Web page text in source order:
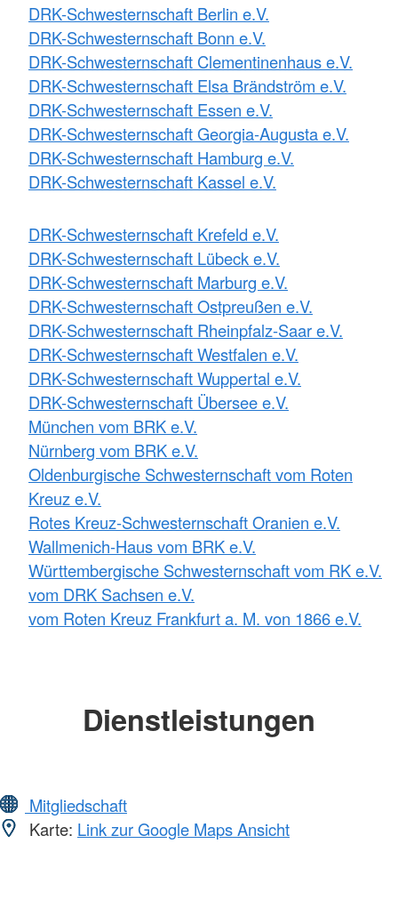
DRK-Schwesternschaft Berlin e.V.
DRK-Schwesternschaft Bonn e.V.
DRK-Schwesternschaft Clementinenhaus e.V.
DRK-Schwesternschaft Elsa Brändström e.V.
DRK-Schwesternschaft Essen e.V.
DRK-Schwesternschaft Georgia-Augusta e.V.
DRK-Schwesternschaft Hamburg e.V.
DRK-Schwesternschaft Kassel e.V.
DRK-Schwesternschaft Krefeld e.V.
DRK-Schwesternschaft Lübeck e.V.
DRK-Schwesternschaft Marburg e.V.
DRK-Schwesternschaft Ostpreußen e.V.
DRK-Schwesternschaft Rheinpfalz-Saar e.V.
DRK-Schwesternschaft Westfalen e.V.
DRK-Schwesternschaft Wuppertal e.V.
DRK-Schwesternschaft Übersee e.V.
München vom BRK e.V.
Nürnberg vom BRK e.V.
Oldenburgische Schwesternschaft vom Roten
Kreuz e.V.
Rotes Kreuz-Schwesternschaft Oranien e.V.
Wallmenich-Haus vom BRK e.V.
Württembergische Schwesternschaft vom RK e.V.
vom DRK Sachsen e.V.
vom Roten Kreuz Frankfurt a. M. von 1866 e.V.
Dienstleistungen
Mitgliedschaft
Karte: Link zur Google Maps Ansicht